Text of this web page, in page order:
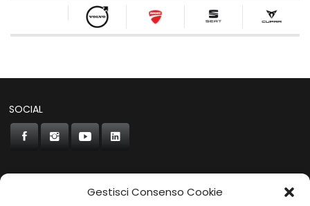
Gestisci Consenso Cookie
SOCIAL